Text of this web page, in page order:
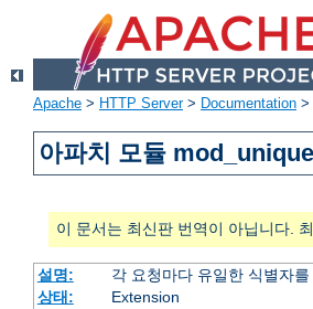
Apache > HTTP Server> Documentation >
아파치 모듈
이 문서는 최신판 번역이 아닙니다.
설명:
각 요청마다 유일한 식별자
상태:
Extension